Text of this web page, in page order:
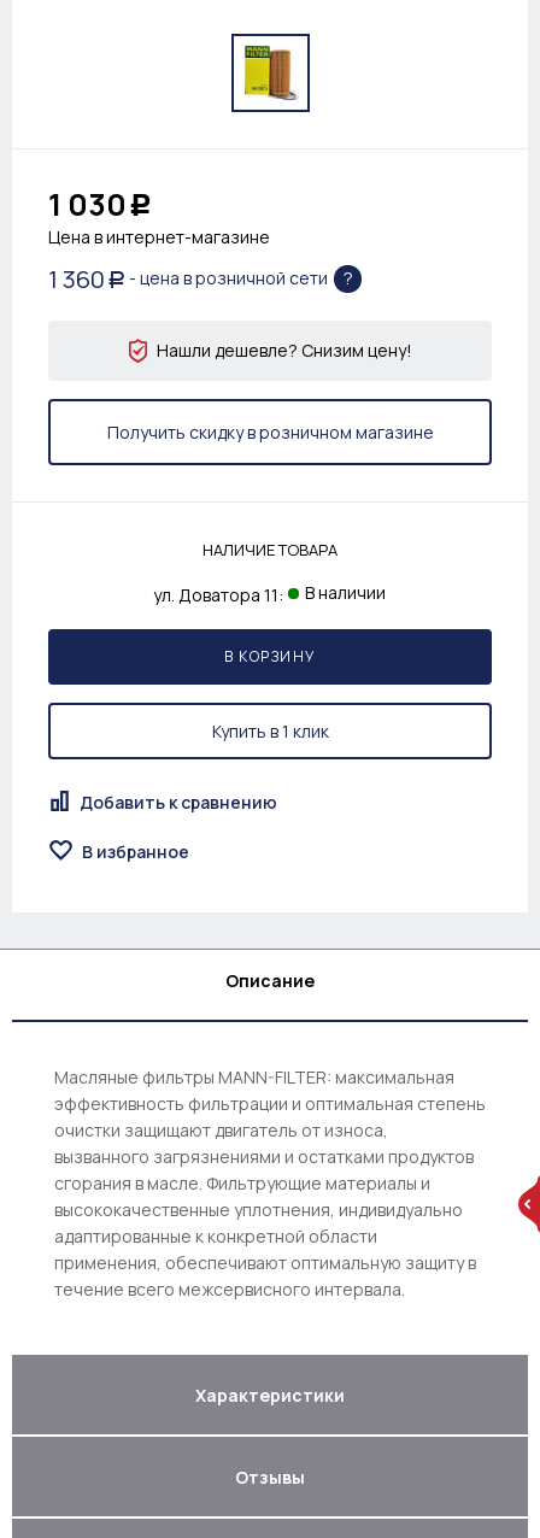
1 030 Р
Цена в интернет-магазине
1 360 Р - цена в розничной сети ?
Нашли дешевле? Снизим цену!
Получить скидку в розничном магазине
НАЛИЧИЕ ТОВАРА
ул. Доватора 11: В наличии
В КОРЗИНУ
Купить в 1 клик
Добавить к сравнению
В избранное
Описание
Масляные фильтры MANN-FILTER: максимальная
эффективность фильтрации и оптимальная степень
очистки защищают двигатель от износа,
вызванного загрязнениями и остатками продуктов
сгорания в масле. Фильтрующие материалы и
высококачественные уплотнения, индивидуально
адаптированные к конкретной области
применения, обеспечивают оптимальную защиту в
течение всего межсервисного интервала.
Характеристики
Отзывы